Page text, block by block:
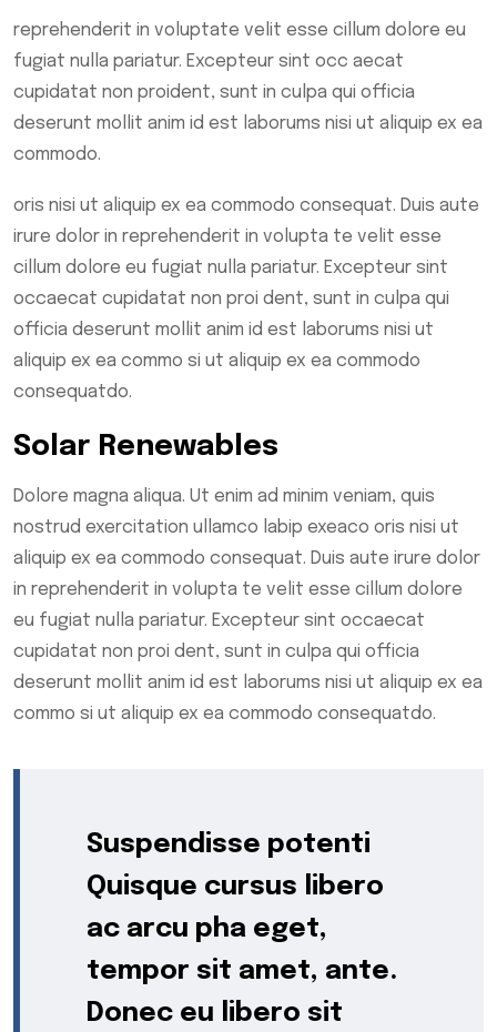
reprehenderit in voluptate velit esse cillum dolore eu
fugiat nulla pariatur. Excepteur sint occ aecat
cupidatat non proident, sunt in culpa qui officia
deserunt mollit anim id est laborums nisi ut aliquip ex ea
commodo.
oris nisi ut aliquip ex ea commodo consequat. Duis aute
irure dolor in reprehenderit in volupta te velit esse
cillum dolore eu fugiat nulla pariatur. Excepteur sint
occaecat cupidatat non proi dent, sunt in culpa qui
officia deserunt mollit anim id est laborums nisi ut
aliquip ex ea commo si ut aliquip ex ea commodo
consequatdo.
Solar Renewables
Dolore magna aliqua. Ut enim ad minim veniam, quis
nostrud exercitation ullamco labip exeaco oris nisi ut
aliquip ex ea commodo consequat. Duis aute irure dolor
in reprehenderit in volupta te velit esse cillum dolore
eu fugiat nulla pariatur. Excepteur sint occaecat
cupidatat non proi dent, sunt in culpa qui officia
deserunt mollit anim id est laborums nisi ut aliquip ex ea
commo si ut aliquip ex ea commodo consequatdo.
Suspendisse potenti
Quisque cursus libero
ac arcu pha eget,
tempor sit amet, ante.
Donec eu libero sit